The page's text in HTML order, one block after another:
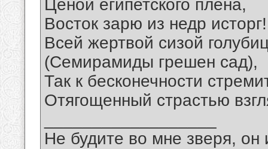
Ценой египетского плена,
Восток зарю из недр исторг!
Всей жертвой сизой
(Семирамиды грешен сад),
Так к бесконечности
Отягощенный страстью
Не будите во мне зверя, он